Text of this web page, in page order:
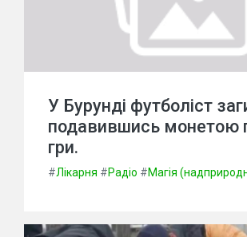
У Бурунді футболіст
подавившись монетою
гри.
#Лікарня #Радіо #Магія